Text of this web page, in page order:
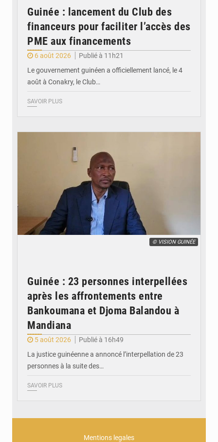
Guinée : lancement du Club des
financeurs pour faciliter l’accès des
PME aux financements
6 août 2026
Publié à 11h21
Le gouvernement guinéen a officiellement lancé, le 4
août à Conakry, le Club…
SAVOIR PLUS
© VISION GUINÉE
Guinée : 23 personnes interpellées
après les affrontements entre
Bankoumana et Djoma Balandou à
Mandiana
5 août 2026
Publié à 16h49
La justice guinéenne a annoncé l’interpellation de 23
personnes à la suite des…
SAVOIR PLUS
Mentions legales